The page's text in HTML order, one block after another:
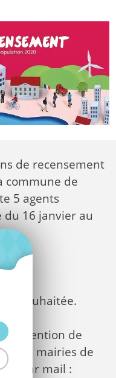
de recensement
commune de
5 agents
16 janvier au
souhaitée.
l’attention de
des mairies de
ou par mail :